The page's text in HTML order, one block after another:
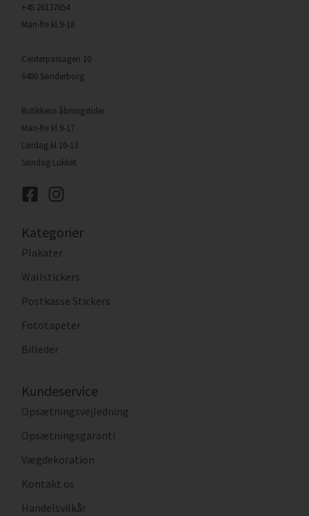
+45 26137654
Man-fre kl 9-18
Centerpassagen 10
6400 Sønderborg
Butikkens åbningstider
Man-fre kl 9-17
Lørdag kl 10-13
Søndag Lukket
Kategorier
Plakater
Wallstickers
Postkasse Stickers
Fototapeter
Billeder
Kundeservice
Opsætningsvejledning
Opsætningsgaranti
Vægdekoration
Kontakt os
Handelsvilkår